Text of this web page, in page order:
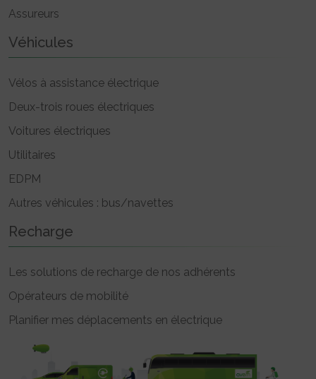
Assureurs
Véhicules
Vélos à assistance électrique
Deux-trois roues électriques
Voitures électriques
Utilitaires
EDPM
Autres véhicules : bus/navettes
Recharge
Les solutions de recharge de nos adhérents
Opérateurs de mobilité
Planifier mes déplacements en électrique